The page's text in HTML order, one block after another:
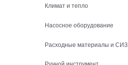
Климат и тепло
Насосное оборудование
Расходные материалы и СИЗ